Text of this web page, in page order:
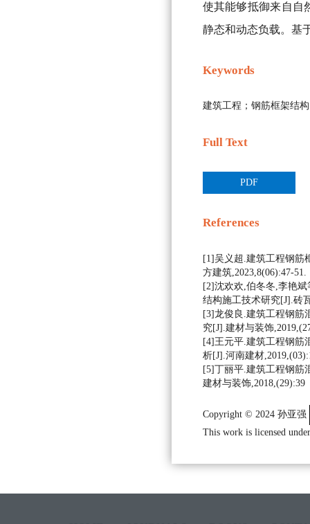
使其能够抵御来自自
静态和动态负载。基
Keywords
建筑工程；钢筋框架结
Full Text
PDF
References
[1]吴义超.建筑工程钢筋
方建筑,2023,8(06):47-51.
[2]沈欢欢,伯冬冬,李艳
结构施工技术研究[J].砖
[3]龙俊良.建筑工程钢筋
究[J].建材与装饰
[4]王元平.建筑工程钢筋
析[J].河南建材
[5]丁丽平.建筑工程钢筋
建材与装饰,2018,(29):39
Copyright © 2024 孙亚强
This work is licensed